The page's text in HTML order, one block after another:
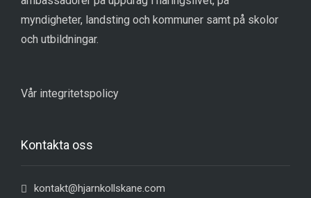
myndigheter, landsting och kommuner samt på skolor
och utbildningar.
Vår integritetspolicy
Kontakta oss
kontakt@hjarnkollskane.com